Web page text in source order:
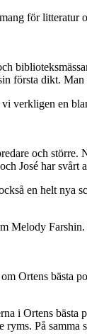
för
första dikt.
verkligen en
och
José har
en helt
Melody
Ortens
i Ortens
På